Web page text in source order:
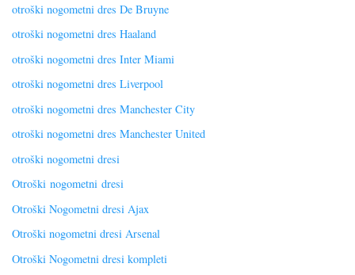
otroški nogometni dres De Bruyne
otroški nogometni dres Haaland
otroški nogometni dres Inter Miami
otroški nogometni dres Liverpool
otroški nogometni dres Manchester City
otroški nogometni dres Manchester United
otroški nogometni dresi
Otroški nogometni dresi
Otroški Nogometni dresi Ajax
Otroški nogometni dresi Arsenal
Otroški Nogometni dresi kompleti